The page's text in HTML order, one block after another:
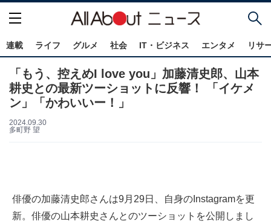
連載 ライフ グルメ 社会 IT・ビジネス エンタメ リサ
「もう、控えめI love you」加藤清史郎、山本
耕史との最新ツーショットに反響！ 「イケメ
ン」「かわいいー！」
2024.09.30
多町野 望
俳優の加藤清史郎さんは9月29日、自身のInstagramを更
新。俳優の山本耕史さんとのツーショットを公開しまし